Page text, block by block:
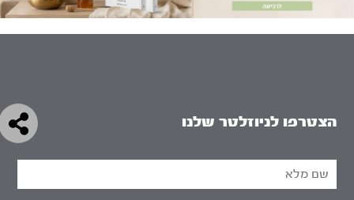
הצטרפו לניוזלטר שלנו